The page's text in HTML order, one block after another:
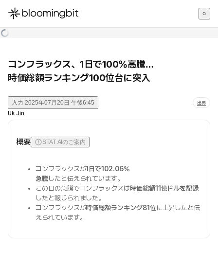
한국어
コンフラックス、1日で100%高騰…
時価総額ランキング100位台に突入
入力 2025年07月20日 午後6:45 出典
Uk Jin
概要 STAT AIのご案内
コンフラックスが1日で102.06%
急騰したと伝えられています。
この日の急騰でコンフラックスは時価総額11億ドルを記録
したと報じられました。
コンフラックスが時価総額ランキング81位に上昇したと伝
えられています。